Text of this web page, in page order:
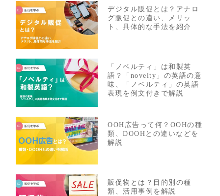
デジタル販促とは？アナロ
グ販促との違い、メリッ
ト、具体的な手法を紹介
「ノベルティ」は和製英
語？「novelty」の英語の意
味、「ノベルティ」の英語
表現を例文付きで解説
OOH広告って何？OOHの種
類、DOOHとの違いなどを
解説
販促物とは？目的別の種
類、活用事例を解説